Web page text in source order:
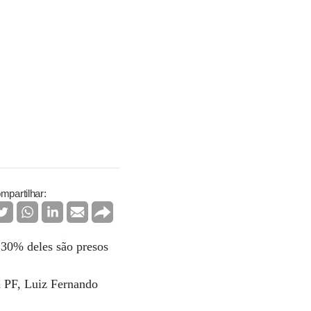
deles são presos
PF, Luiz Fernando